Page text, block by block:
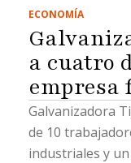
ECONOMÍA
a cuatro
Galvanizadora
de 10
industriales y